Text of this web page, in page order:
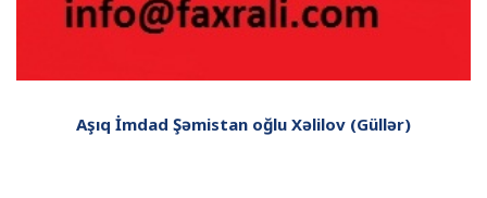
Aşıq İmdad Şəmistan oğlu Xəlilov (Güllər)